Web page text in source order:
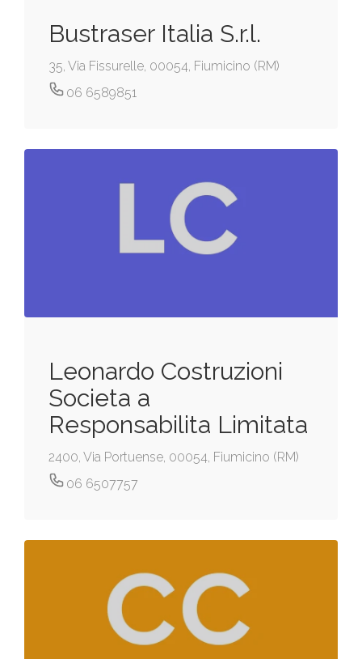
Bustraser Italia S.r.l.
35, Via Fissurelle, 00054, Fiumicino (RM)
06 6589851
Leonardo Costruzioni
Societa a
Responsabilita Limitata
2400, Via Portuense, 00054, Fiumicino (RM)
06 6507757